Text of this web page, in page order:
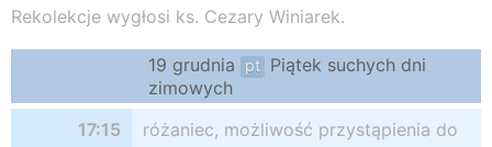
Rekolekcje wygłosi ks. Cezary Winiarek.
19 grudnia pt Piątek suchych dni
zimowych
17:15
różaniec, możliwość przystąpienia do